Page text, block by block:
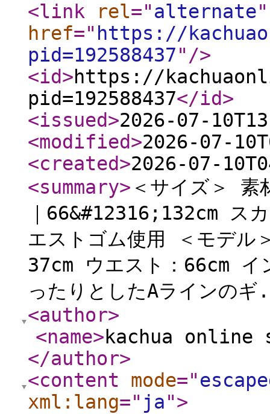
<link
rel="alternate"
href=" https://
pid=192588437" />
<id>https://
pid=192588437</id>
<issued>2026-07-
<modified>2026-07-
<created>2026-07-
<summary> ＜サイズ＞ 素
｜66&#12316;132cm ス
エストゴム使用 ＜モデル
37cm ウエスト：66cm イ
ったりとしたAラインの
<author>
<name>kachua online
</author>
<content
mode="
xml:lang=" ja">